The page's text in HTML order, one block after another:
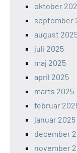
oktober
september
august
juli 2025
maj 2025
april 2025
marts 2025
februar
januar 2025
december
november